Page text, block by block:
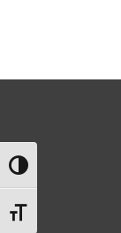
Alternar alto
Alternar tamaño